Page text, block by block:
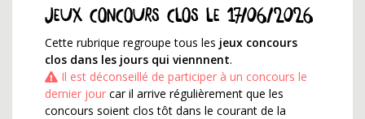
Jeux concours clos le 17/06/2026
Cette rubrique regroupe tous les jeux concours
clos dans les jours qui viennnent.
Il est déconseillé de participer à un concours le
dernier jour car il arrive régulièrement que les
concours soient clos tôt dans le courant de la